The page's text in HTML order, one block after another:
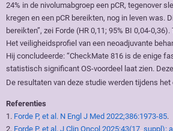
24% in de nivolumabgroep een pCR, tegenover
kregen en een pCR bereikten, nog in leven was.
bereikten”, zei Forde (HR 0,11; 95% BI 0,04-
Het veiligheidsprofiel van een neoadjuvante
Hij concludeerde: “CheckMate 816 is de enige
statistisch significant OS-voordeel laat zien.
De resultaten van deze studie werden tijdens
Referenties
1. Forde P, et al. N Engl J Med 2022;386:1973-85.
2. Forde P, et al. J Clin Oncol 2025;43(17_suppl):